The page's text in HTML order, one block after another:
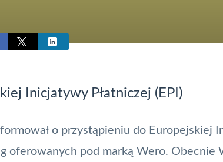
Inicjatywy Płatniczej (EPI)
o przystąpieniu do Europejskiej
oferowanych pod marką Wero. Obecnie